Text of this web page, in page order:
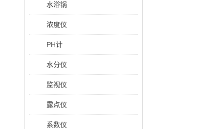
水浴锅
浓度仪
PH计
水分仪
监视仪
露点仪
系数仪